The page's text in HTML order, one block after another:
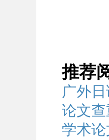
推荐
广外
论文
学术